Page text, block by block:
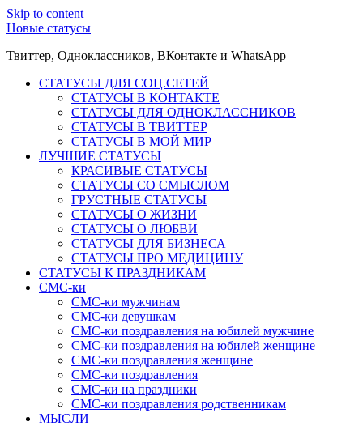
Skip to content
Новые статусы
Твиттер, Одноклассников, ВКонтакте и WhatsApp
СТАТУСЫ ДЛЯ СОЦ.СЕТЕЙ
СТАТУСЫ В КОНТАКТЕ
СТАТУСЫ ДЛЯ ОДНОКЛАССНИКОВ
СТАТУСЫ В ТВИТТЕР
СТАТУСЫ В МОЙ МИР
ЛУЧШИЕ СТАТУСЫ
КРАСИВЫЕ СТАТУСЫ
СТАТУСЫ СО СМЫСЛОМ
ГРУСТНЫЕ СТАТУСЫ
СТАТУСЫ О ЖИЗНИ
СТАТУСЫ О ЛЮБВИ
СТАТУСЫ ДЛЯ БИЗНЕСА
СТАТУСЫ ПРО МЕДИЦИНУ
СТАТУСЫ К ПРАЗДНИКАМ
СМС-ки
СМС-ки мужчинам
СМС-ки девушкам
СМС-ки поздравления на юбилей мужчине
СМС-ки поздравления на юбилей женщине
СМС-ки поздравления женщине
СМС-ки поздравления
СМС-ки на праздники
СМС-ки поздравления родственникам
МЫСЛИ